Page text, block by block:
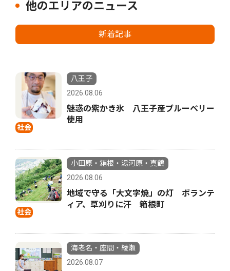
他のエリアのニュース
新着記事
社会
八王子
2026.08.06
魅惑の紫かき氷 八王子産ブルーベリー
使用
社会
小田原・箱根・湯河原・真鶴
2026.08.06
地域で守る「大文字焼」の灯 ボランテ
ィア、草刈りに汗 箱根町
海老名・座間・綾瀬
2026.08.07